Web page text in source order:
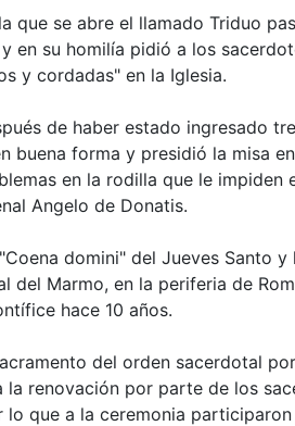
que se abre el llamado Triduo
en su homilía pidió a los
y cordadas" en la Iglesia.
de haber estado ingresado
buena forma y presidió la misa
en la rodilla que le impiden
Angelo de Donatis.
domini" del Jueves Santo y
del Marmo, en la periferia de
hace 10 años.
del orden sacerdotal por
renovación por parte de los
que a la ceremonia